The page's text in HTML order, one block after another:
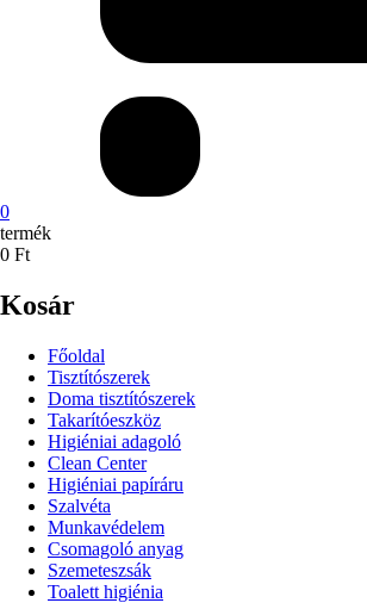
0
termék
0 Ft
Kosár
Főoldal
Tisztítószerek
Doma tisztítószerek
Takarítóeszköz
Higiéniai adagoló
Clean Center
Higiéniai papíráru
Szalvéta
Munkavédelem
Csomagoló anyag
Szemeteszsák
Toalett higiénia